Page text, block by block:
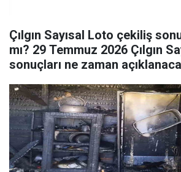
Çılgın Sayısal Loto çekiliş
mı? 29 Temmuz 2026 Çılgın
sonuçları ne zaman